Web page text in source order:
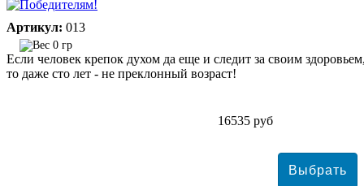
Артикул: 013
0 гр
Если человек крепок духом да еще и следит за своим
то даже сто лет - не преклонный возраст!
16535 руб